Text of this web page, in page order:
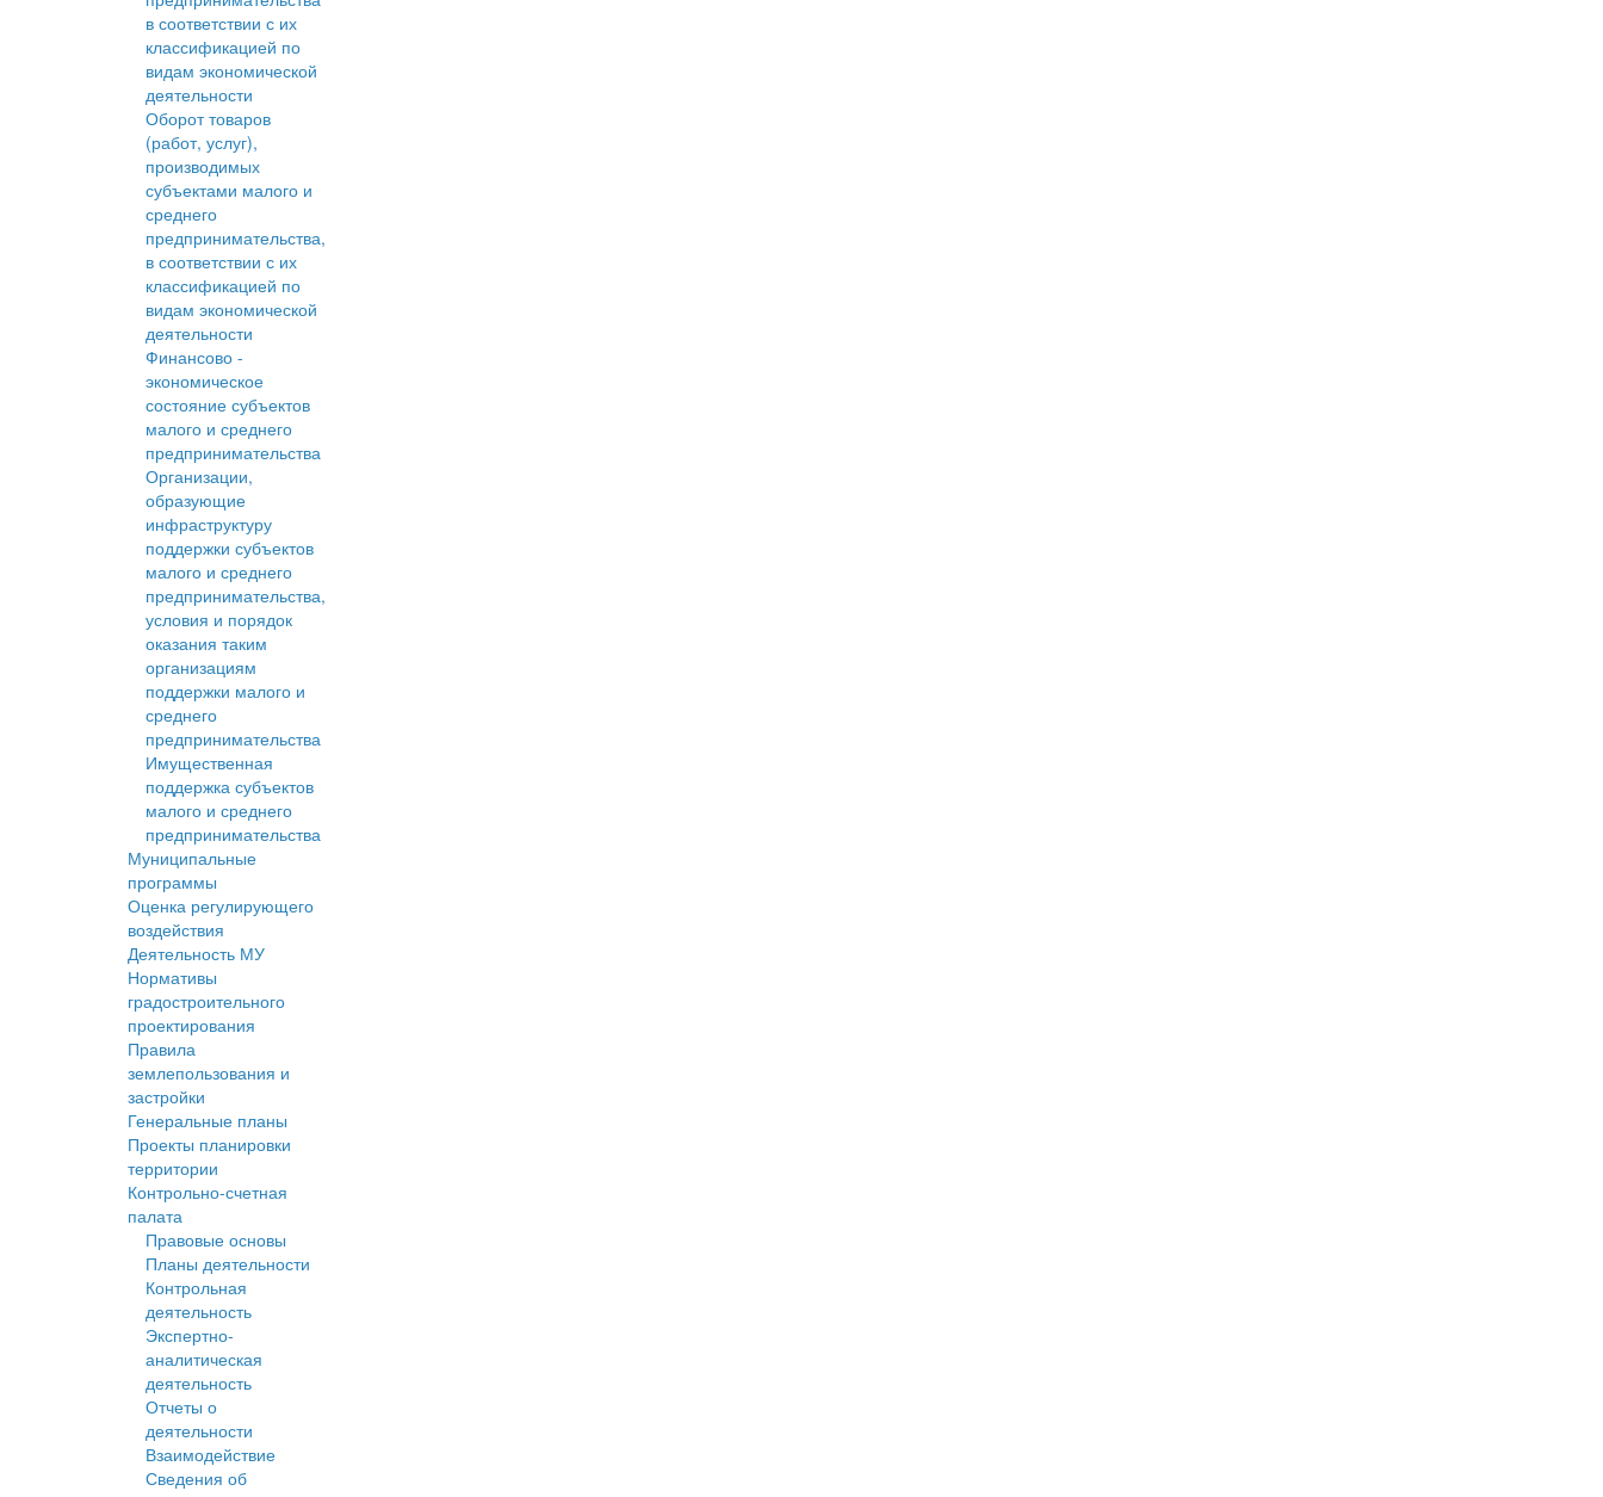
в соответствии с их
классификацией по
видам экономической
деятельности
Оборот товаров
(работ, услуг),
производимых
субъектами малого и
среднего
предпринимательства,
в соответствии с их
классификацией по
видам экономической
деятельности
Финансово -
экономическое
состояние субъектов
малого и среднего
предпринимательства
Организации,
образующие
инфраструктуру
поддержки субъектов
малого и среднего
предпринимательства,
условия и порядок
оказания таким
организациям
поддержки малого и
среднего
предпринимательства
Имущественная
поддержка субъектов
малого и среднего
предпринимательства
Муниципальные
программы
Оценка регулирующего
воздействия
Деятельность МУ
Нормативы
градостроительного
проектирования
Правила
землепользования и
застройки
Генеральные планы
Проекты планировки
территории
Контрольно-счетная
палата
Правовые основы
Планы деятельности
Контрольная
деятельность
Экспертно-
аналитическая
деятельность
Отчеты о
деятельности
Взаимодействие
Сведения об